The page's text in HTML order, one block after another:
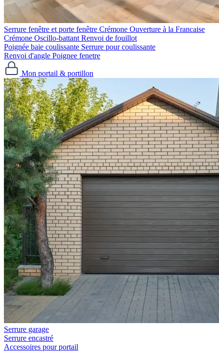
Serrure fenêtre et porte fenêtre Crémone Ouverture à la Francaise
Crémone Oscillo-battant Renvoi de fouillot
Poignée baie coulissante Serrure pour coulissante
Renvoi d'angle Poignee fenetre
Mon portail & portillon
Serrure garage
Serrure encastré
Accessoires pour portail